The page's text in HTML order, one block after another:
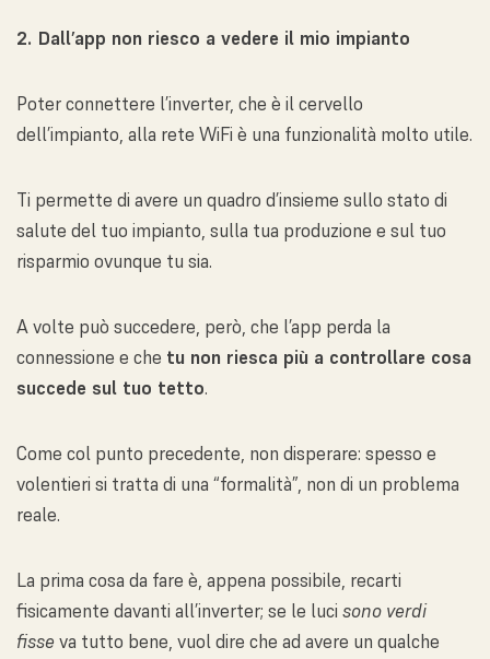
2. Dall’app non riesco a vedere il mio impianto
Poter connettere l’inverter, che è il cervello
dell’impianto, alla rete WiFi è una funzionalità molto utile.
Ti permette di avere un quadro d’insieme sullo stato di
salute del tuo impianto, sulla tua produzione e sul tuo
risparmio ovunque tu sia.
A volte può succedere, però, che l’app perda la
connessione e che tu non riesca più a controllare cosa
succede sul tuo tetto.
Come col punto precedente, non disperare: spesso e
volentieri si tratta di una “formalità”, non di un problema
reale.
La prima cosa da fare è, appena possibile, recarti
fisicamente davanti all’inverter; se le luci sono verdi
fisse va tutto bene, vuol dire che ad avere un qualche